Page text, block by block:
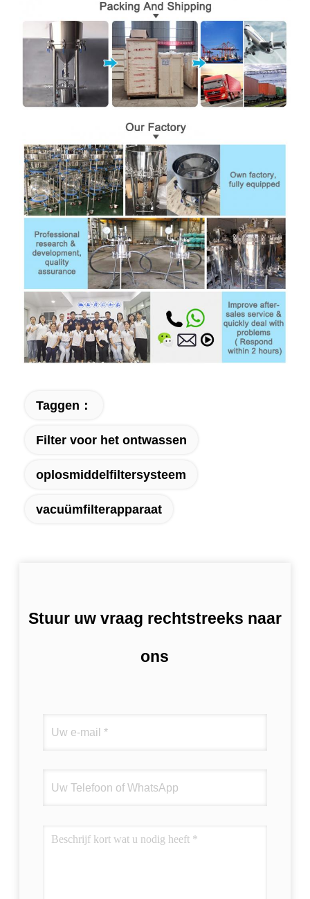
Taggen：
Filter voor het ontwassen
oplosmiddelfiltersysteem
vacuümfilterapparaat
Stuur uw vraag rechtstreeks naar
ons